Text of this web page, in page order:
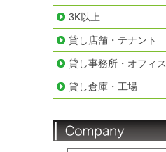
3K以上
貸し店舗・テナント
貸し事務所・オフィス
貸し倉庫・工場